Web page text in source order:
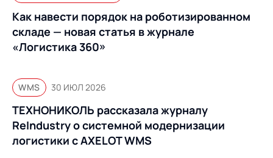
Как навести порядок на роботизированном
складе — новая статья в журнале
«Логистика 360»
WMS 30 ИЮЛ 2026
ТЕХНОНИКОЛЬ рассказала журналу
ReIndustry о системной модернизации
логистики с AXELOT WMS